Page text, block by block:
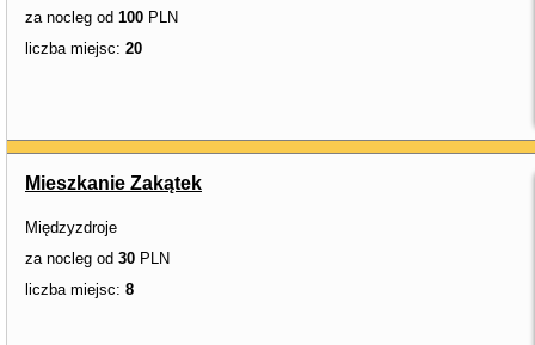
za nocleg od 100 PLN
liczba miejsc: 20
Mieszkanie Zakątek
Międzyzdroje
za nocleg od 30 PLN
liczba miejsc: 8